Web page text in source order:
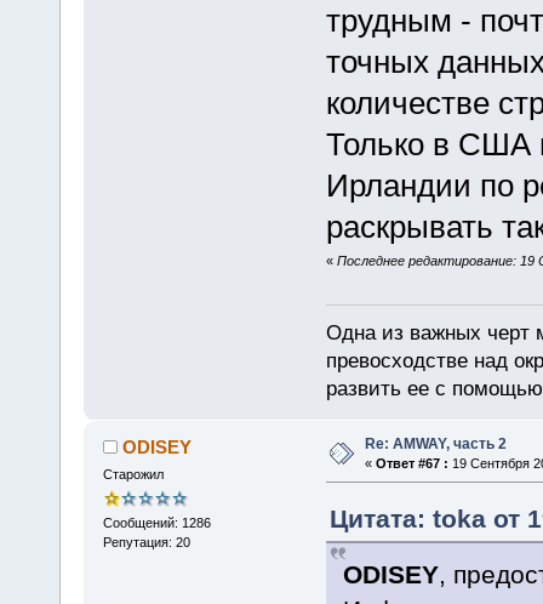
трудным -
точных
количестве
Только в США
Ирландии по
раскрывать
« Последнее редактирование:
Одна из важных черт
превосходстве над
развить ее с
ODISEY
Старожил
Сообщений: 1286
Репутация: 20
Re: AMWAY, часть 2
« Ответ #67 : 19 Сентября
Цитата: toka от
ODISEY,